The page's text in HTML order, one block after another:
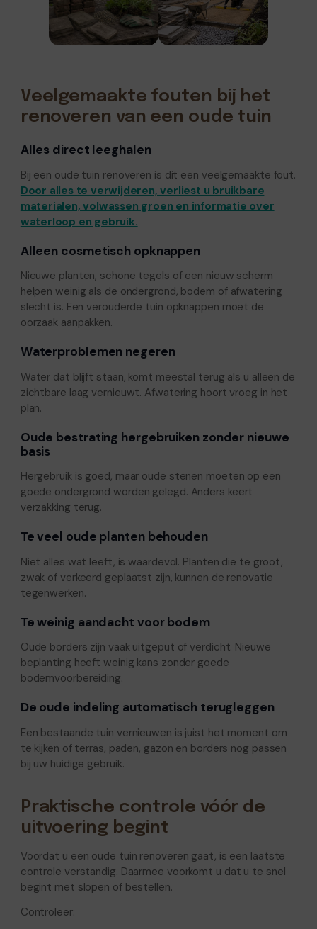
Veelgemaakte fouten bij het
renoveren van een oude tuin
Alles direct leeghalen
Bij een oude tuin renoveren is dit een veelgemaakte fout.
Door alles te verwijderen, verliest u bruikbare
materialen, volwassen groen en informatie over
waterloop en gebruik.
Alleen cosmetisch opknappen
Nieuwe planten, schone tegels of een nieuw scherm
helpen weinig als de ondergrond, bodem of afwatering
slecht is. Een verouderde tuin opknappen moet de
oorzaak aanpakken.
Waterproblemen negeren
Water dat blijft staan, komt meestal terug als u alleen de
zichtbare laag vernieuwt. Afwatering hoort vroeg in het
plan.
Oude bestrating hergebruiken zonder nieuwe
basis
Hergebruik is goed, maar oude stenen moeten op een
goede ondergrond worden gelegd. Anders keert
verzakking terug.
Te veel oude planten behouden
Niet alles wat leeft, is waardevol. Planten die te groot,
zwak of verkeerd geplaatst zijn, kunnen de renovatie
tegenwerken.
Te weinig aandacht voor bodem
Oude borders zijn vaak uitgeput of verdicht. Nieuwe
beplanting heeft weinig kans zonder goede
bodemvoorbereiding.
De oude indeling automatisch terugleggen
Een bestaande tuin vernieuwen is juist het moment om
te kijken of terras, paden, gazon en borders nog passen
bij uw huidige gebruik.
Praktische controle vóór de
uitvoering begint
Voordat u een oude tuin renoveren gaat, is een laatste
controle verstandig. Daarmee voorkomt u dat u te snel
begint met slopen of bestellen.
Controleer: